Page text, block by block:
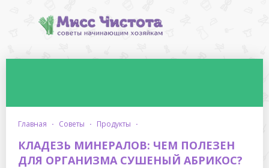
главная · советы · продукты ·
КЛАДЕЗЬ МИНЕРАЛОВ: ЧЕМ ПОЛЕЗЕН
ДЛЯ ОРГАНИЗМА СУШЕНЫЙ АБРИКОС?